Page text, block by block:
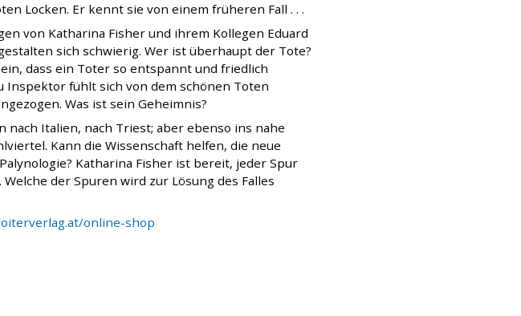
Locken. Er kennt sie von einem früheren Fall . . .
von Katharina Fisher und ihrem Kollegen Eduard
sich schwierig. Wer ist überhaupt der Tote?
dass ein Toter so entspannt und friedlich
Inspektor fühlt sich von dem schönen Toten
Was ist sein Geheimnis?
nach Italien, nach Triest; aber ebenso ins nahe
Kann die Wissenschaft helfen, die neue
Katharina Fisher ist bereit, jeder Spur
Welche der Spuren wird zur Lösung des Falles
online-shop